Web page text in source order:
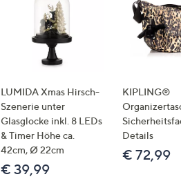
LUMIDA Xmas Hirsch-
Szenerie unter
Glasglocke inkl. 8 LEDs
& Timer Höhe ca.
42cm, Ø 22cm
€ 39,99
KIPLING®
Details
€ 72,99